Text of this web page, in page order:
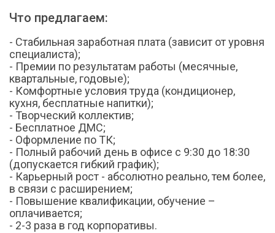
Что предлагаем:
- Стабильная заработная плата (зависит от уровня
специалиста);
- Премии по результатам работы (месячные,
квартальные, годовые);
- Комфортные условия труда (кондиционер,
кухня, бесплатные напитки);
- Творческий коллектив;
- Бесплатное ДМС;
- Оформление по ТК;
- Полный рабочий день в офисе с 9:30 до 18:30
(допускается гибкий график);
- Карьерный рост - абсолютно реально, тем более,
в связи с расширением;
- Повышение квалификации, обучение –
оплачивается;
- 2-3 раза в год корпоративы.